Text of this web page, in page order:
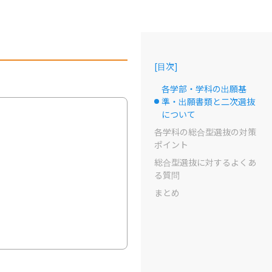
[目次]
選択中のドット
各学部・学科の出願基
準・出願書類と二次選抜
について
各学科の総合型選抜の対策
ポイント
総合型選抜に対するよくあ
る質問
まとめ